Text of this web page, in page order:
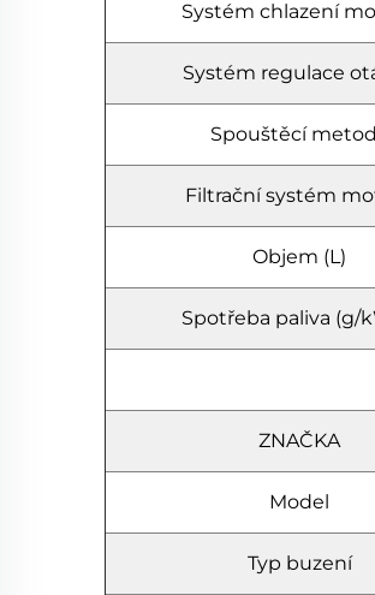
Systém chlazení
Systém regulace
Spouštěcí
Filtrační systém
Objem (L)
Spotřeba paliva (g/
ZNAČKA
Model
Typ buzení